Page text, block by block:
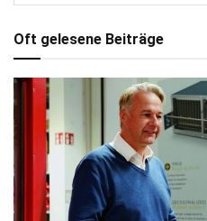
Oft gelesene Beiträge